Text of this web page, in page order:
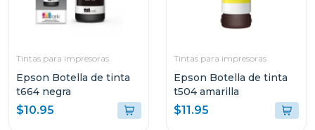
Tintas para impresoras
Epson Botella de tinta
t664 negra
$10.95
Tintas para impresoras
Epson Botella de tinta
t504 amarilla
$11.95